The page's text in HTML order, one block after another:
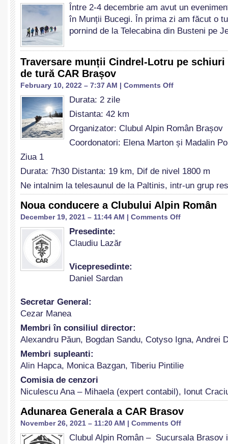
Brasov
în
Bucegi
Între 2-4 decembrie am avut un
în Munții Bucegi. În prima zi am făcut o
pornind de la Telecabina din Busteni pe
Traversare munții Cindrel-Lotru pe schiuri
de tură CAR Brașov
February 10, 2022 – 7:37 AM | Comments Offon
pe
schiuri
de
Raport
de
tură
CAR
Durata: 2 zile
Distanta: 42 km
Organizator: Clubul Alpin Român Brașov
Coordonatori: Elena Marton și Madalin
Ziua 1
Durata: 7h30 Distanta: 19 km, Dif de nivel 1800 m
Ne intalnim la telesaunul de la Paltinis, intr-un grup
Noua conducere a Clubului Alpin Român
December 19, 2021 – 11:44 AM | Comments Offon
Presedinte:
Claudiu Lazăr
Vicepresedinte:
Daniel Sardan
Secretar General:
Cezar Manea
Membri în consiliul director:
Alexandru Păun, Bogdan Sandu, Cotyso Igna, Andrei
Membri supleanti:
Alin Hapca, Monica Bazgan, Tiberiu Pintilie
Comisia de cenzori
Niculescu Ana – Mihaela (expert contabil), Ionut
Adunarea Generala a CAR Brasov
November 26, 2021 – 11:20 AM | Comments Offon
Generala
Clubul Alpin Român – Sucursala Brasov